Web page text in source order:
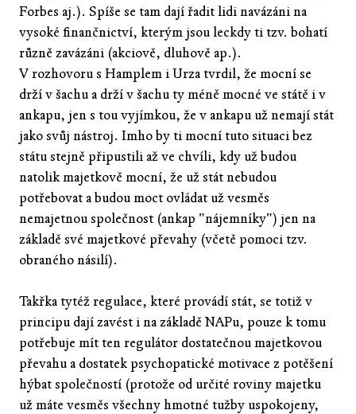
Forbes aj.). Spíše se tam dají řadit lidi navázáni na
vysoké finančnictví, kterým jsou leckdy ti tzv. bohatí
různě zavázáni (akciově, dluhově ap.).
V rozhovoru s Hamplem i Urza tvrdil, že mocní se
drží v šachu a drží v šachu ty méně mocné ve státě i v
ankapu, jen s tou vyjímkou, že v ankapu už nemají stát
jako svůj nástroj. Imho by ti mocní tuto situaci bez
státu stejně připustili až ve chvíli, kdy už budou
natolik majetkově mocní, že už stát nebudou
potřebovat a budou moct ovládat už vesměs
nemajetnou společnost (ankap "nájemníky") jen na
základě své majetkové převahy (včetě pomoci tzv.
obraného násilí).
Takřka tytéž regulace, které provádí stát, se totiž v
principu dají zavést i na základě NAPu, pouze k tomu
potřebuje mít ten regulátor dostatečnou majetkovou
převahu a dostatek psychopatické motivace z potěšení
hýbat společností (protože od určité roviny majetku
už máte vesměs všechny hmotné tužby uspokojeny,